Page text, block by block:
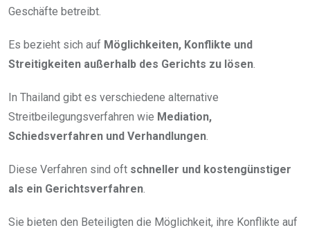
Geschäfte betreibt.
Es bezieht sich auf Möglichkeiten, Konflikte und
Streitigkeiten außerhalb des Gerichts zu lösen.
In Thailand gibt es verschiedene alternative
Streitbeilegungsverfahren wie Mediation,
Schiedsverfahren und Verhandlungen.
Diese Verfahren sind oft schneller und kostengünstiger
als ein Gerichtsverfahren.
Sie bieten den Beteiligten die Möglichkeit, ihre Konflikte auf